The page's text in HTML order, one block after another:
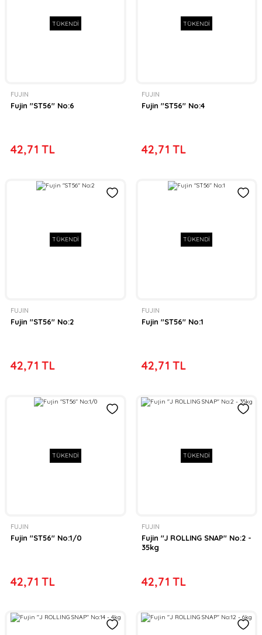
TÜKENDİ
FUJIN
Fujin ''ST56'' No:6
42,71 TL
TÜKENDİ
FUJIN
Fujin ''ST56'' No:4
42,71 TL
TÜKENDİ
FUJIN
Fujin ''ST56'' No:2
42,71 TL
TÜKENDİ
FUJIN
Fujin ''ST56'' No:1
42,71 TL
TÜKENDİ
FUJIN
Fujin ''ST56'' No:1/0
42,71 TL
TÜKENDİ
FUJIN
Fujin ''J ROLLING SNAP'' No:2 -
35kg
42,71 TL